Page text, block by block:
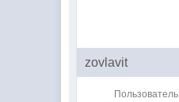
zovlavit
Пользователь